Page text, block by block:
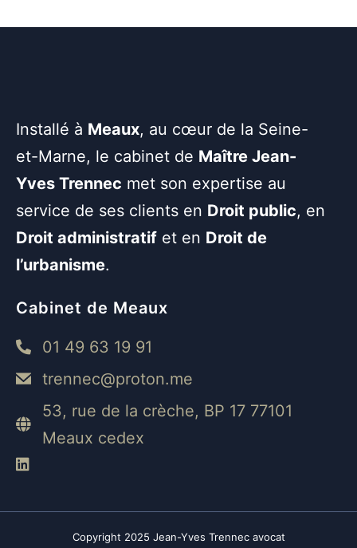
Installé à Meaux, au cœur de la Seine-
et-Marne, le cabinet de Maître Jean-
Yves Trennec met son expertise au
service de ses clients en Droit public, en
Droit administratif et en Droit de
l’urbanisme.
Cabinet de Meaux
01 49 63 19 91
trennec@proton.me
53, rue de la crèche, BP 17 77101
Meaux cedex
Copyright 2025 Jean-Yves Trennec avocat